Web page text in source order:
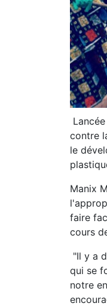
contre
le
Manix
faire
cours
"Il y a
qui se
notre